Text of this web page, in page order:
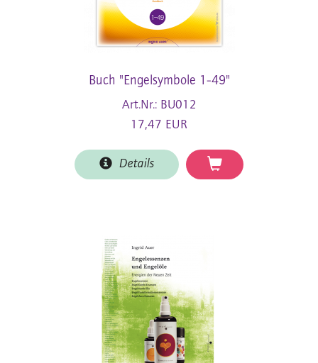
Buch "Engelsymbole 1-49"
Art.Nr.: BU012
17,47 EUR
Details